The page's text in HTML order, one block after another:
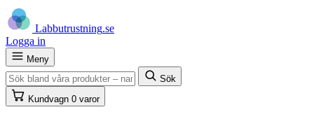
Labbutrustning.se
Logga in
Meny
Sök
Kundvagn 0 varor